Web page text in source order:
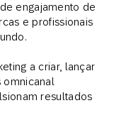
engajamento de
e profissionais
a criar, lançar
resultados